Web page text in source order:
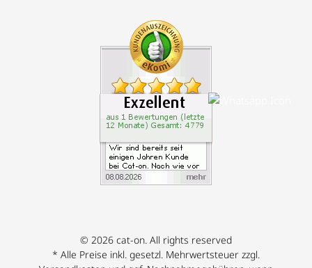
© 2026 cat-on. All rights reserved
* Alle Preise inkl. gesetzl. Mehrwertsteuer zzgl.